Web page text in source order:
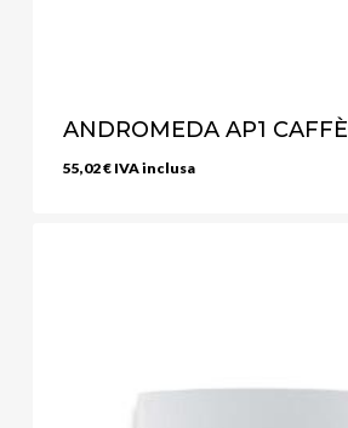
ANDROMEDA AP1 CAFFÈ
55,02€ IVA inclusa